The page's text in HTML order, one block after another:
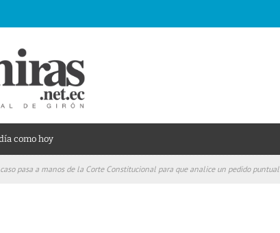
como hoy
pasa a manos de la Corte Constitucional para que analice un pedido puntual